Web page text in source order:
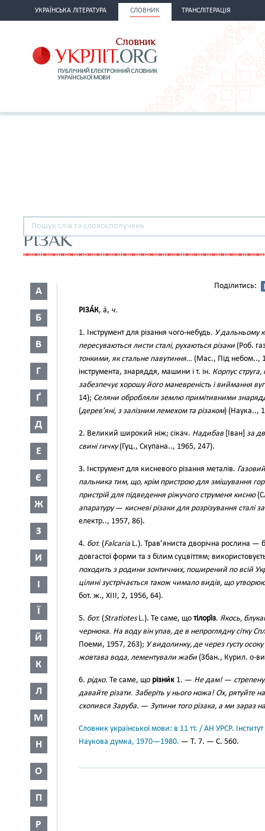
УКРАЇНСЬКА ЛІТЕРАТУРА СЛОВНИК ТРАНСЛІТЕРАЦІЯ
РІЗАК
А
Б
В
Г
Ґ
Д
Е
Є
Ж
З
И
І
Ї
Й
К
Л
М
Н
О
П
Р
Поділитись:
РІЗА́К, а́, ч.
1. Інструмент для різання чого-небудь. У дальньому
пересуваються листи сталі, рухаються різаки (Роб.
тонкими, як стальне павутиння… (Мас., Під небом..,
інструмента, знаряддя, машини і т. ін. Корпус
забезпечує хорошу його маневреність і виймання
14); Селяни обробляли землю примітивними
(дерев’яні, з залізним лемехом та різаком) (Наука..,
2. Великий широкий ніж; сікач. Надибав [Іван] за
свині гичку(Гуц., Скупана.., 1965, 247).
3. Інструмент для кисневого різання металів.
пальника тим, що, крім пристрою для змішування
пристрій для підведення ріжучого струменя кисню
апаратуру— кисневі різаки для розрізування сталі
електр.., 1957, 86).
4. бот. (Falcaria L.). Трав’яниста дворічна рослина —
довгастої форми та з білим суцвіттям;
походить з родини зонтичних, поширений по всій
цілині зустрічається також чимало видів, що
бот. ж., XIII, 2, 1956, 64).
5. бот. (StratiotesL.). Те саме, що тілорі́з. Якось,
чернюка. На воду він упав, де в непроглядну сітку
Поеми, 1957, 263); У видолинку, де через густу
жовтава вода, лементували жаби (Збан., Курил. о-
6. рідко. Те саме, що різни́к 1. — Не дам!—
давайте різати. Заберіть у нього ножа! Ох, рятуйте
схопився Заруба. — Зупини того різака, а ми зараз
Словник української мови: в 11 тт. / АН УРСР.
Наукова думка, 1970—1980. — Т. 7. — С. 560.